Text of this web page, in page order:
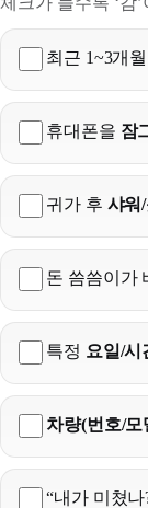
최근 1~3개
휴대폰을 잠
귀가 후 샤워
돈 씀씀이가
특정 요일/시
차량(번호/모
“내가 미쳤나